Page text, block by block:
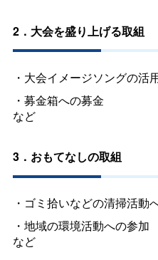
2．大会を盛り上げる取組
・大会イメージソングの活
・募金箱への募金
など
3．おもてなしの取組
・ゴミ拾いなどの清掃活動
・地域の環境活動への参加
など